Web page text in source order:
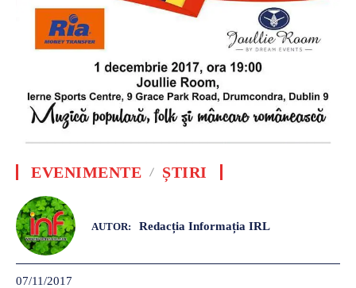
EVENIMENTE ȘTIRI
AUTOR: Redacția Informația IRL
07/11/2017